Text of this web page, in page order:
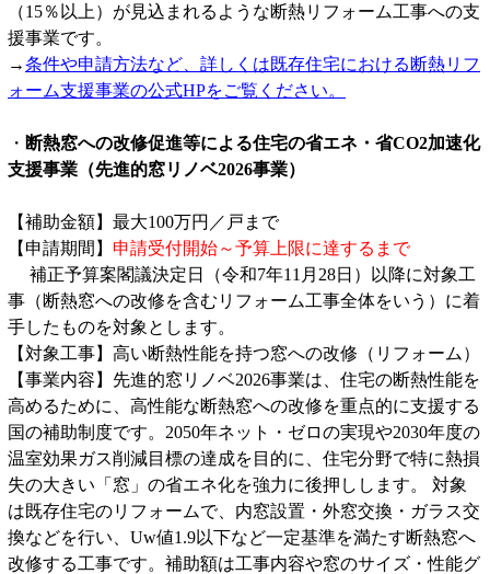
（15％以上）が見込まれるような断熱リフォーム工事への支
援事業です。
→条件や申請方法など、詳しくは既存住宅における断熱リフ
ォーム支援事業の公式HPをご覧ください。
・ 断熱窓への改修促進等による住宅の省エネ・省CO2加速化
支援事業（先進的窓リノベ2026事業）
【補助金額】最大100万円／戸まで
【申請期間】 申請受付開始～予算上限に達するまで
補正予算案閣議決定日（令和7年11月28日）以降に対象工
事（断熱窓への改修を含むリフォーム工事全体をいう）に着
手したものを対象とします。
【対象工事】高い断熱性能を持つ窓への改修（リフォーム）
【事業内容】先進的窓リノベ2026事業は、住宅の断熱性能を
高めるために、高性能な断熱窓への改修を重点的に支援する
国の補助制度です。2050年ネット・ゼロの実現や2030年度の
温室効果ガス削減目標の達成を目的に、住宅分野で特に熱損
失の大きい「窓」の省エネ化を強力に後押しします。 対象
は既存住宅のリフォームで、内窓設置・外窓交換・ガラス交
換などを行い、Uw値1.9以下など一定基準を満たす断熱窓へ
改修する工事です。補助額は工事内容や窓のサイズ・性能グ